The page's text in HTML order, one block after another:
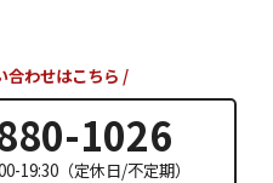
合わせはこちら
1026
19:30（定休日/不定期）